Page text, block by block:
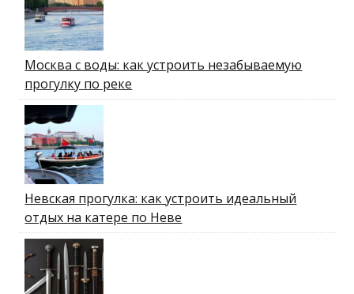
Москва с воды: как устроить незабываемую
прогулку по реке
Невская прогулка: как устроить идеальный
отдых на катере по Неве